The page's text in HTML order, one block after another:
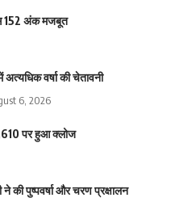
152 अंक मजबूत
अत्यधिक वर्षा की चेतावनी
6, 2026
पर हुआ क्लोज
ने की पुष्पवर्षा और चरण प्रक्षालन